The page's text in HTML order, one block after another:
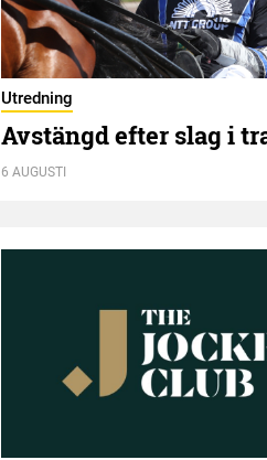
Utredning
Avstängd efter slag i
6 AUGUSTI